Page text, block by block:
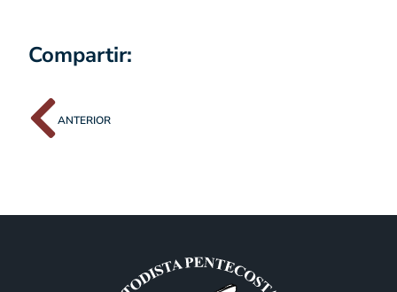
Compartir:
ANTERIOR